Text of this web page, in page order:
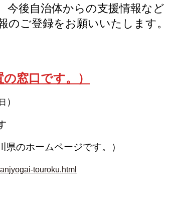
今後自治体からの支援情報など
のご登録をお願いいたします。
窓口です。）
）
のホームページです。）
touroku.html